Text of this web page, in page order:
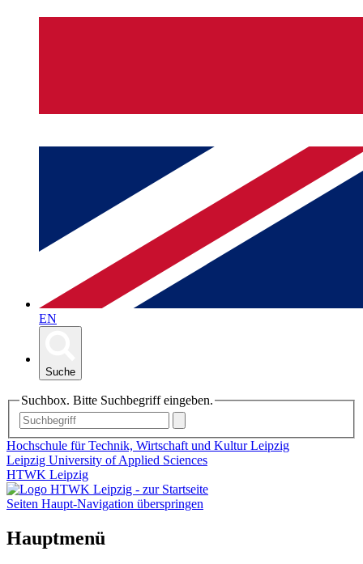
EN
Suche
Suchbox. Bitte Suchbegriff eingeben.
Hochschule für Technik, Wirtschaft und Kultur Leipzig
Leipzig University of Applied Sciences
HTWK Leipzig
Seiten Haupt-Navigation überspringen
Hauptmenü